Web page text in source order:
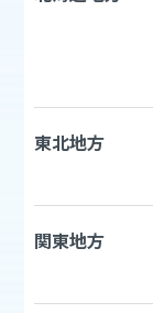
東北地方
関東地方